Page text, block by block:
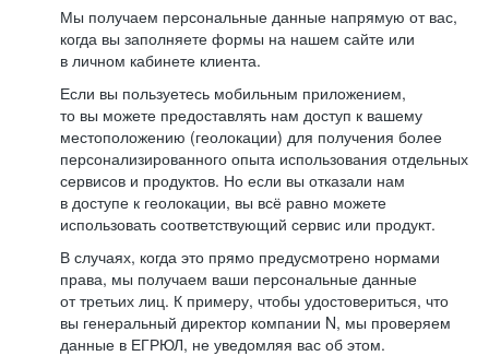
Мы получаем персональные данные напрямую от вас,
когда вы заполняете формы на нашем сайте или
в личном кабинете клиента.
Если вы пользуетесь мобильным приложением,
то вы можете предоставлять нам доступ к вашему
местоположению (геолокации) для получения более
персонализированного опыта использования отдельных
сервисов и продуктов. Но если вы отказали нам
в доступе к геолокации, вы всё равно можете
использовать соответствующий сервис или продукт.
В случаях, когда это прямо предусмотрено нормами
права, мы получаем ваши персональные данные
от третьих лиц. К примеру, чтобы удостовериться, что
вы генеральный директор компании N, мы проверяем
данные в ЕГРЮЛ, не уведомляя вас об этом.